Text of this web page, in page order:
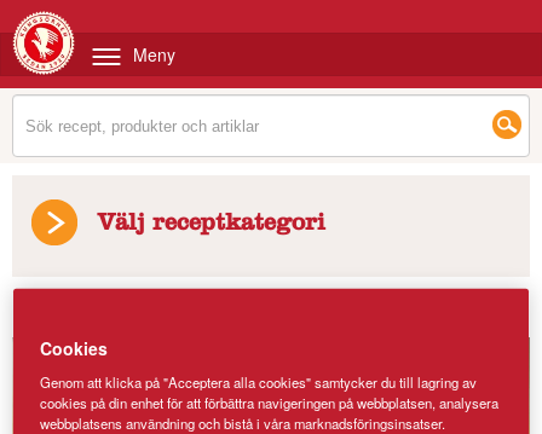
Meny
Välj receptkategori
Cookies
Genom att klicka på "Acceptera alla cookies" samtycker du till lagring av
cookies på din enhet för att förbättra navigeringen på webbplatsen, analysera
webbplatsens användning och bistå i våra marknadsföringsinsatser.